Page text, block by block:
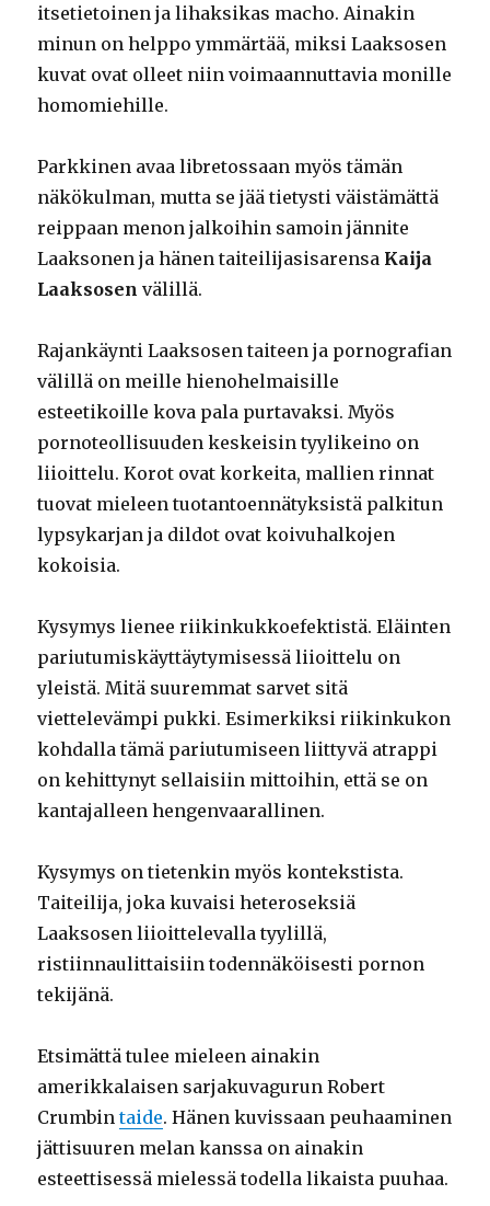
itsetietoinen ja lihaksikas macho. Ainakin
minun on helppo ymmärtää, miksi Laaksosen
kuvat ovat olleet niin voimaannuttavia monille
homomiehille.
Parkkinen avaa libretossaan myös tämän
näkökulman, mutta se jää tietysti väistämättä
reippaan menon jalkoihin samoin jännite
Laaksonen ja hänen taiteilijasisarensa Kaija
Laaksosen välillä.
Rajankäynti Laaksosen taiteen ja pornografian
välillä on meille hienohelmaisille
esteetikoille kova pala purtavaksi. Myös
pornoteollisuuden keskeisin tyylikeino on
liioittelu. Korot ovat korkeita, mallien rinnat
tuovat mieleen tuotantoennätyksistä palkitun
lypsykarjan ja dildot ovat koivuhalkojen
kokoisia.
Kysymys lienee riikinkukkoefektistä. Eläinten
pariutumiskäyttäytymisessä liioittelu on
yleistä. Mitä suuremmat sarvet sitä
viettelevämpi pukki. Esimerkiksi riikinkukon
kohdalla tämä pariutumiseen liittyvä atrappi
on kehittynyt sellaisiin mittoihin, että se on
kantajalleen hengenvaarallinen.
Kysymys on tietenkin myös kontekstista.
Taiteilija, joka kuvaisi heteroseksiä
Laaksosen liioittelevalla tyylillä,
ristiinnaulittaisiin todennäköisesti pornon
tekijänä.
Etsimättä tulee mieleen ainakin
amerikkalaisen sarjakuvagurun Robert
Crumbintaide. Hänen kuvissaan peuhaaminen
jättisuuren melan kanssa on ainakin
esteettisessä mielessä todella likaista puuhaa.